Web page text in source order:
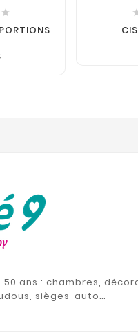

50 ans : chambres,
sièges-auto…